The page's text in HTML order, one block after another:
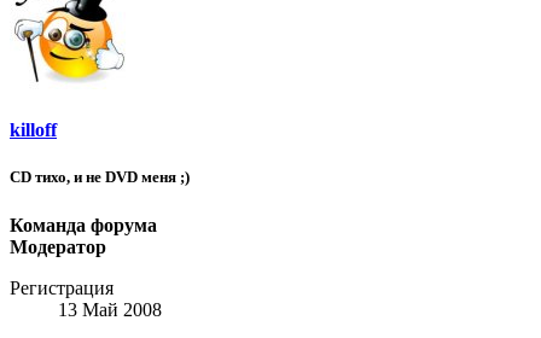
killoff
CD тихо, и не DVD меня ;)
Команда форума
Модератор
Регистрация
13 Май 2008